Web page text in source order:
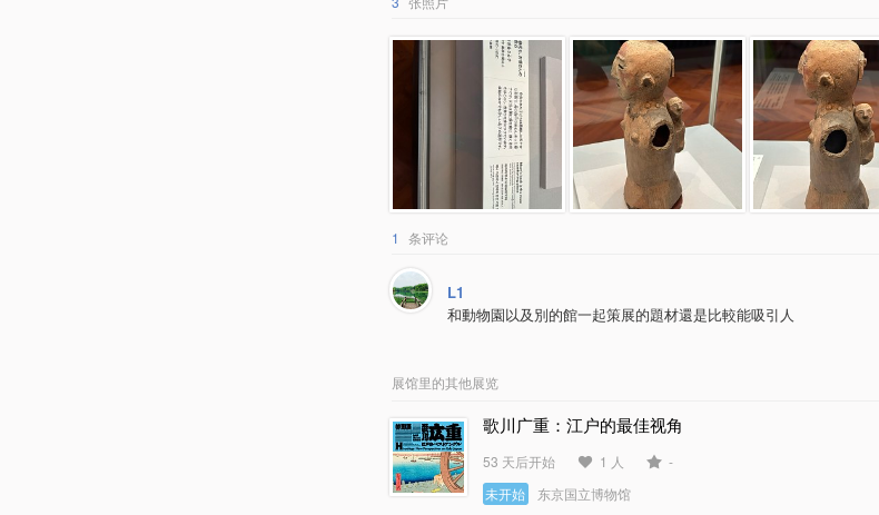
1 条评论
L1
和動物園以及別的館一起策展的題材還是比較能吸引人
展馆里的其他展览
歌川广重：江户的最佳视角
53 天后开始 1 人
-
未开始
东京国立博物馆